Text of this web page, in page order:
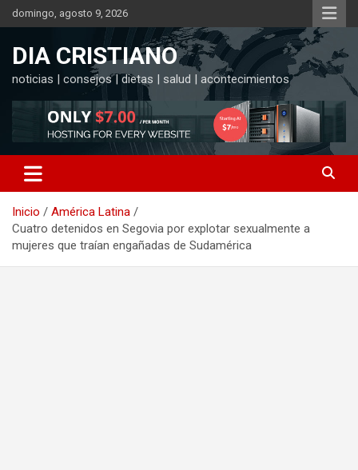
Saltar
al
domingo, agosto 9, 2026
DIA CRISTIANO
noticias | consejos | dietas | salud | acontecimientos
Inicio
América Latina
Cuatro detenidos en Segovia por explotar sexualmente a
mujeres que traían engañadas de Sudamérica